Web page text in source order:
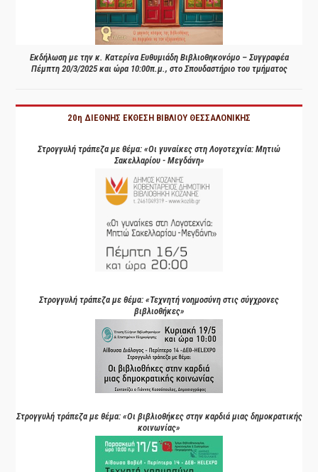
Εκδήλωση με την κ. Κατερίνα Ευθυμιάδη Βιβλιοθηκονόμο – Συγγραφέα
Πέμπτη 20/3/2025 και ώρα 10:00π.μ., στο Σπουδαστήριο του τμήματος
20η ΔΙΕΘΝΗΣ ΕΚΘΕΣΗ ΒΙΒΛΙΟΥ ΘΕΣΣΑΛΟΝΙΚΗΣ
Στρογγυλή τράπεζα με θέμα: «Οι γυναίκες στη Λογοτεχνία: Μητιώ
Σακελλαρίου - Μεγδάνη»
Στρογγυλή τράπεζα με θέμα: «Τεχνητή νοημοσύνη στις σύγχρονες
βιβλιοθήκες»
Στρογγυλή τράπεζα με θέμα: «Οι βιβλιοθήκες στην καρδιά μιας δημοκρατικής
κοινωνίας»